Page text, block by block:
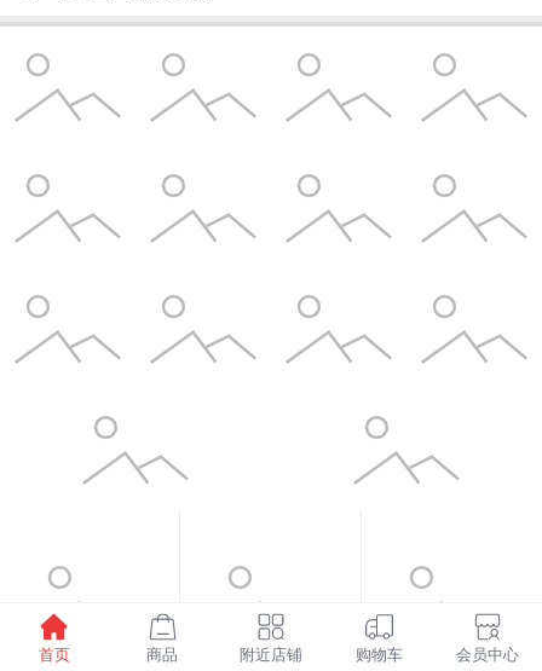
¥1598.00 ¥6.00 ¥3.50
首页 商品 附近店铺 购物车 会员中心